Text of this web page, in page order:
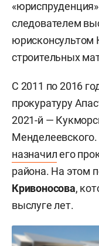
следователем
юрисконсультом
строительных
С 2011 по 2016
прокуратуру
2021-й —
Менделеевского.
назначилего
района. На этом
Кривоносова,
выслуге лет.